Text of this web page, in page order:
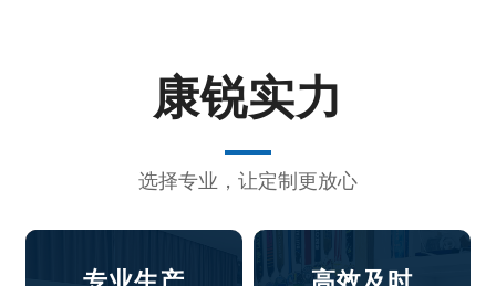
康锐实力
选择专业，让定制更放心